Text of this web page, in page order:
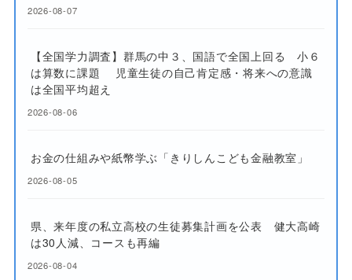
2026-08-07
【全国学力調査】群馬の中３、国語で全国上回る 小６
は算数に課題 児童生徒の自己肯定感・将来への意識
は全国平均超え
2026-08-06
お金の仕組みや紙幣学ぶ「きりしんこども金融教室」
2026-08-05
県、来年度の私立高校の生徒募集計画を公表 健大高崎
は30人減、コースも再編
2026-08-04